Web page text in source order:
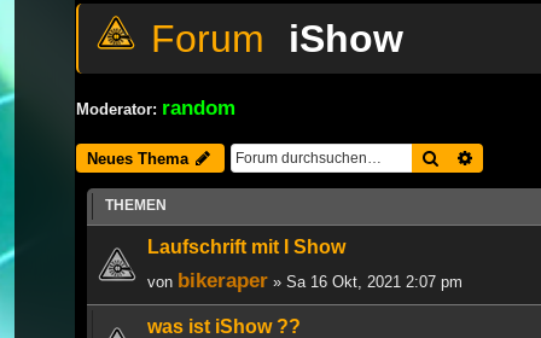
iShow
Moderator: random
Neues Thema Suche
THEMEN
Laufschrift mit I Show
von bikeraper » Sa 16 Okt, 2021 2:07 pm
was ist iShow ??